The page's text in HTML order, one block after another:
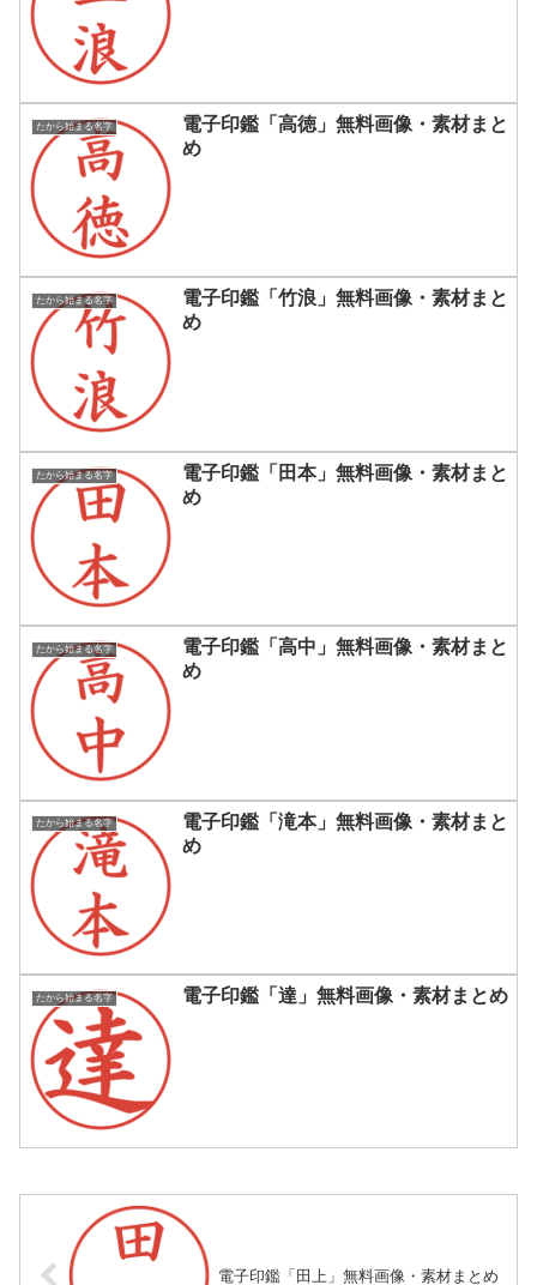
たから始まる名字
電子印鑑「高徳」無料画像・素材まと
め
たから始まる名字
電子印鑑「竹浪」無料画像・素材まと
め
たから始まる名字
電子印鑑「田本」無料画像・素材まと
め
たから始まる名字
電子印鑑「高中」無料画像・素材まと
め
たから始まる名字
電子印鑑「滝本」無料画像・素材まと
め
たから始まる名字 電子印鑑「達」無料画像・素材まとめ
電子印鑑「田上」無料画像・素材まとめ